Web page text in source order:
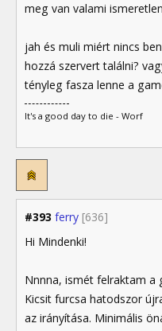
meg van valami
jah és muli miért nincs
hozzá szervert találni?
tényleg fasza lenne a
It's a good day to die - Worf
#393 ferry [636]
Hi Mindenki!
Nnnna, ismét felraktam a
Kicsit furcsa hatodszor
az irányítása. Minimális